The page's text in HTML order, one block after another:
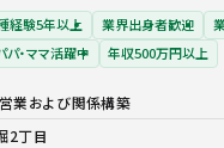
経験5年以上 業界出身者歓迎
パ・ママ活躍中 年収500万円以上
業および関係構築
2丁目